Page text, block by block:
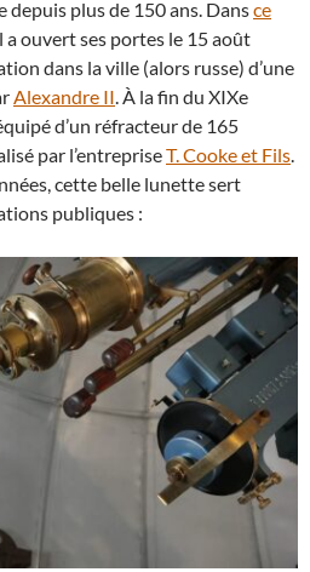
plus de 150 ans. Dansce
a ouvert ses portes le 15 août
dans la ville (alors russe) d’une
Alexandre II. À la fin du XIXe
d’un réfracteur de 165
par l’entrepriseT. Cooke et Fils.
cette belle lunette sert
publiques :